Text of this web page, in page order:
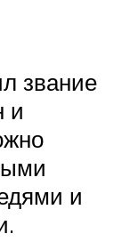
звание
и
и